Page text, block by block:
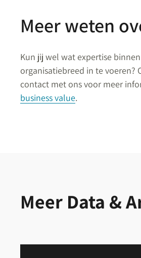
Meer weten
Kun jij wel wat expertise
organisatiebreed in te voeren?
contact met ons voor meer
business value.
Meer Data &